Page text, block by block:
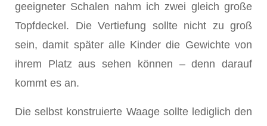
geeigneter Schalen nahm ich zwei gleich große
Topfdeckel. Die Vertiefung sollte nicht zu groß
sein, damit später alle Kinder die Gewichte von
ihrem Platz aus sehen können – denn darauf
kommt es an.
Die selbst konstruierte Waage sollte lediglich den